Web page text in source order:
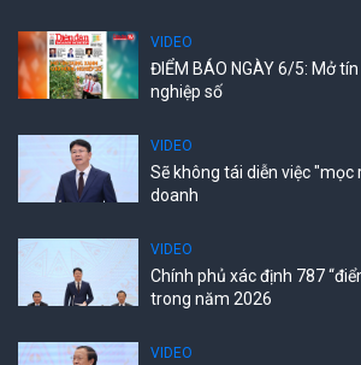
VIDEO
ĐIỂM BÁO NGÀY 6/5: Mở
nghiệp số
VIDEO
Sẽ không tái diễn việc "mọc
doanh
VIDEO
Chính phủ xác định 787
trong năm 2026
VIDEO